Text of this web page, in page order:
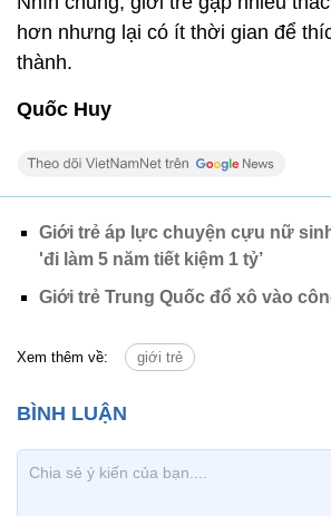
hơn nhưng lại có ít thời gian để
thành.
Quốc Huy
Giới trẻ áp lực chuyện cựu nữ
'đi làm 5 năm tiết kiệm 1 tỷ’
Giới trẻ Trung Quốc đổ xô vào
Xem thêm về: giới trẻ